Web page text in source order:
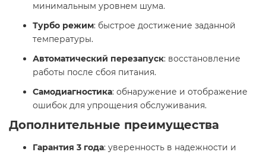
минимальным уровнем шума.​
Турбо режим: быстрое достижение заданной
температуры.​
Автоматический перезапуск: восстановление
работы после сбоя питания.​
Самодиагностика: обнаружение и отображение
ошибок для упрощения обслуживания.​
Дополнительные преимущества
Гарантия 3 года: уверенность в надежности и